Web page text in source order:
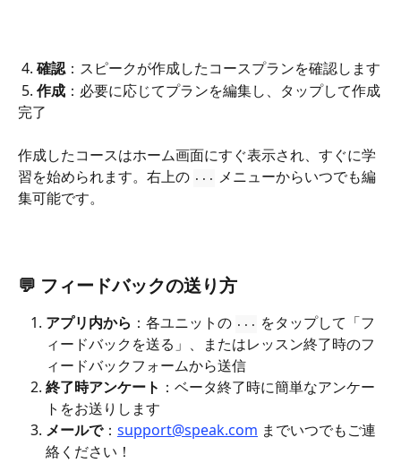
4. 確認：スピークが作成したコースプランを確認します
5. 作成 ：必要に応じてプランを編集し、タップして作成
完了
作成したコースはホーム画面にすぐ表示され、すぐに学
習を始められます。右上の ··· メニューからいつでも編
集可能です。
💬 フィードバックの送り方
アプリ内から ：各ユニットの ··· をタップして「フ
ィードバックを送る」、またはレッスン終了時のフ
ィードバックフォームから送信
終了時アンケート ：ベータ終了時に簡単なアンケー
トをお送りします
メールで： support@speak.com までいつでもご連
絡ください！